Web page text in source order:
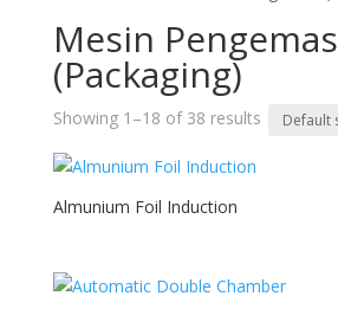
Mesin Pengemas
(Packaging)
Showing 1–18 of 38 results
Almunium Foil Induction